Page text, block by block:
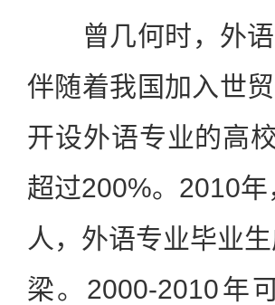
曾几何时，外语
伴随着我国加入世
开设外语专业的高
超过200%。2010
人，外语专业毕业
梁。2000-2010年